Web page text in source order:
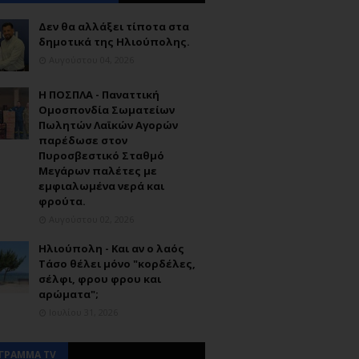
Δεν θα αλλάξει τίποτα στα
δημοτικά της Ηλιούπολης.
Η ΠΟΣΠΛΑ - Παναττική
Ομοσπονδία Σωματείων
Πωλητών Λαϊκών Αγορών
παρέδωσε στον
Πυροσβεστικό Σταθμό
Μεγάρων παλέτες με
εμφιαλωμένα νερά και
φρούτα.
Ηλιούπολη - Και αν ο λαός
Τάσο θέλει μόνο "κορδέλες,
σέλφι, φρου φρου και
αρώματα";
TV